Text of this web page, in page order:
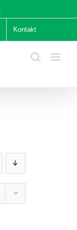
Kontakt